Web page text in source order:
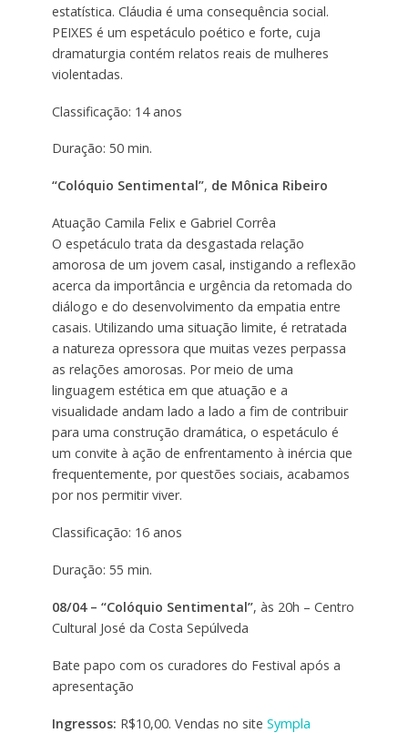
estatística. Cláudia é uma consequência social.
PEIXES é um espetáculo poético e forte, cuja
dramaturgia contém relatos reais de mulheres
violentadas.
Classificação: 14 anos
Duração: 50 min.
“Colóquio Sentimental”, de Mônica Ribeiro
Atuação Camila Felix e Gabriel Corrêa
O espetáculo trata da desgastada relação
amorosa de um jovem casal, instigando a reflexão
acerca da importância e urgência da retomada do
diálogo e do desenvolvimento da empatia entre
casais. Utilizando uma situação limite, é retratada
a natureza opressora que muitas vezes perpassa
as relações amorosas. Por meio de uma
linguagem estética em que atuação e a
visualidade andam lado a lado a fim de contribuir
para uma construção dramática, o espetáculo é
um convite à ação de enfrentamento à inércia que
frequentemente, por questões sociais, acabamos
por nos permitir viver.
Classificação: 16 anos
Duração: 55 min.
08/04 – “Colóquio Sentimental”, às 20h – Centro
Cultural José da Costa Sepúlveda
Bate papo com os curadores do Festival após a
apresentação
Ingressos: R$10,00. Vendas no site Sympla